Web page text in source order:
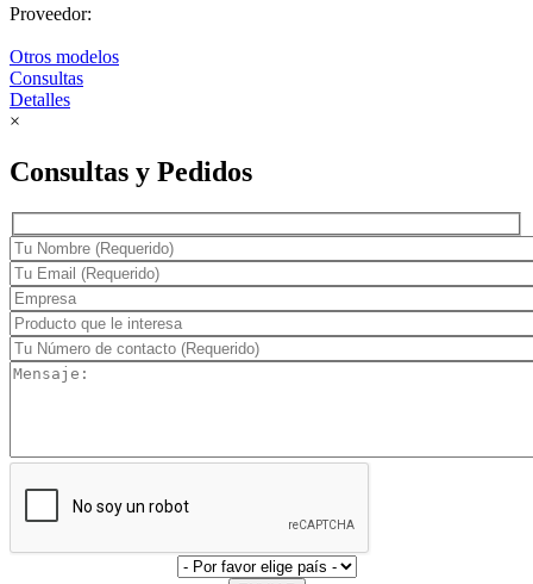
Proveedor:
Otros modelos
Consultas
Detalles
×
Consultas y Pedidos